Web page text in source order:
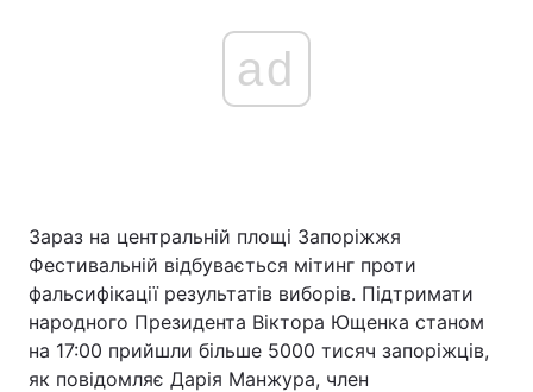
ad
Зараз на центральній площі Запоріжжя
Фестивальній відбувається мітинг проти
фальсифікації результатів виборів. Підтримати
народного Президента Віктора Ющенка станом
на 17:00 прийшли більше 5000 тисяч запоріжців,
як повідомляє Дарія Манжура, член